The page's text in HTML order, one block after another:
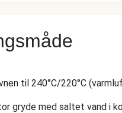
til 240°C/220°C
gryde med saltet vand i